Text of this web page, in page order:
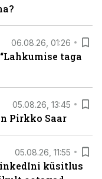
06.08.26, 01:26
taga
05.08.26, 13:45
Pirkko Saar
05.08.26, 11:55
küsitlus